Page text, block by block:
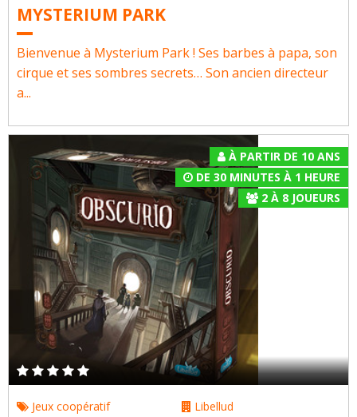
MYSTERIUM PARK
Bienvenue à Mysterium Park ! Ses barbes à papa, son
cirque et ses sombres secrets… Son ancien directeur
a...
À PARTIR DE 10 ANS
DE 30 MINUTES À 1 HEURE
2À 8JOUEURS
Jeux coopératif Libellud